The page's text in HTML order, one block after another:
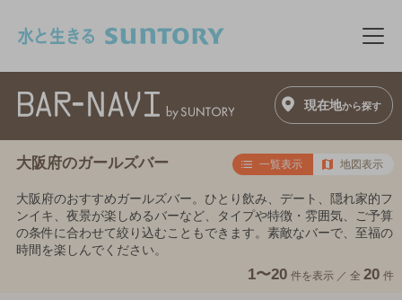
メ
現在地から探す
大阪府のガールズバー 一覧表示 地図表示
大阪府のおすすめガールズバー。ひとり飲み、デート、隠れ家的フ
ンイキ、夜景が楽しめるバーなど、タイプや特徴・雰囲気、ご予算
の条件に合わせて絞り込むこともできます。素敵なバーで、至福の
時間を楽しんでください。
1〜20 件を表示 ／ 全 20 件